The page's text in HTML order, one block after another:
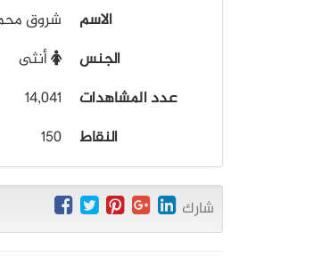
الاسم
شروق
الجنس
أنثى
عدد المشاهدات
14,041
النقاط
150
شارك